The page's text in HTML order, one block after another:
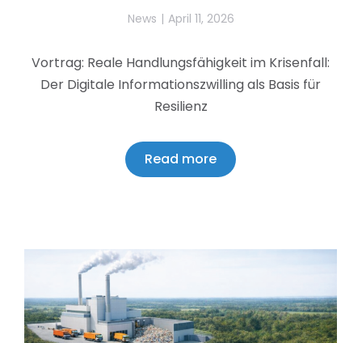
News April 11, 2026
Vortrag: Reale Handlungsfähigkeit im Krisenfall:
Der Digitale Informationszwilling als Basis für
Resilienz
Read more